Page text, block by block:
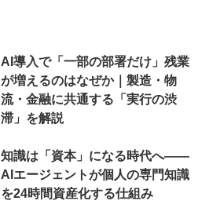
AI導入で「一部の部署だけ」残業
が増えるのはなぜか｜製造・物
流・金融に共通する「実行の渋
滞」を解説
知識は「資本」になる時代へ——
AIエージェントが個人の専門知識
を24時間資産化する仕組み